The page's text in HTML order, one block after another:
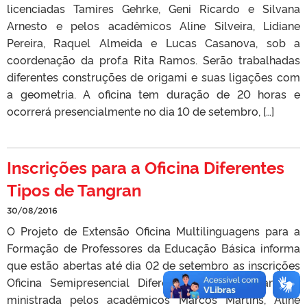
licenciadas Tamires Gehrke, Geni Ricardo e Silvana
Arnesto e pelos acadêmicos Aline Silveira, Lidiane
Pereira, Raquel Almeida e Lucas Casanova, sob a
coordenação da prof.a Rita Ramos. Serão trabalhadas
diferentes construções de origami e suas ligações com
a geometria. A oficina tem duração de 20 horas e
ocorrerá presencialmente no dia 10 de setembro, […]
Inscrições para a Oficina Diferentes
Tipos de Tangran
30/08/2016
O Projeto de Extensão Oficina Multilinguagens para a
Formação de Professores da Educação Básica informa
que estão abertas até dia 02 de setembro as inscrições
Oficina Semipresencial Diferentes Tipos de Tangran,
ministrada pelos acadêmicos Marcos Martins, Aline